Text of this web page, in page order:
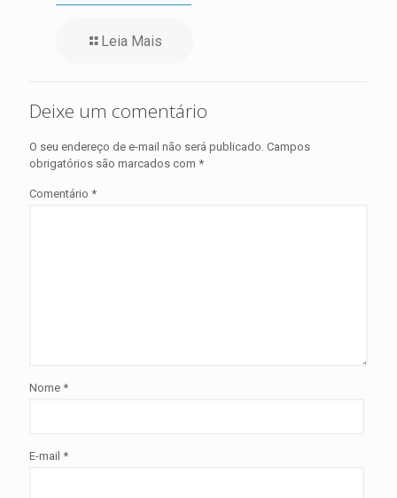
Leia Mais
Deixe um comentário
O seu endereço de e-mail não será publicado. Campos
obrigatórios são marcados com *
Comentário *
Nome *
E-mail *